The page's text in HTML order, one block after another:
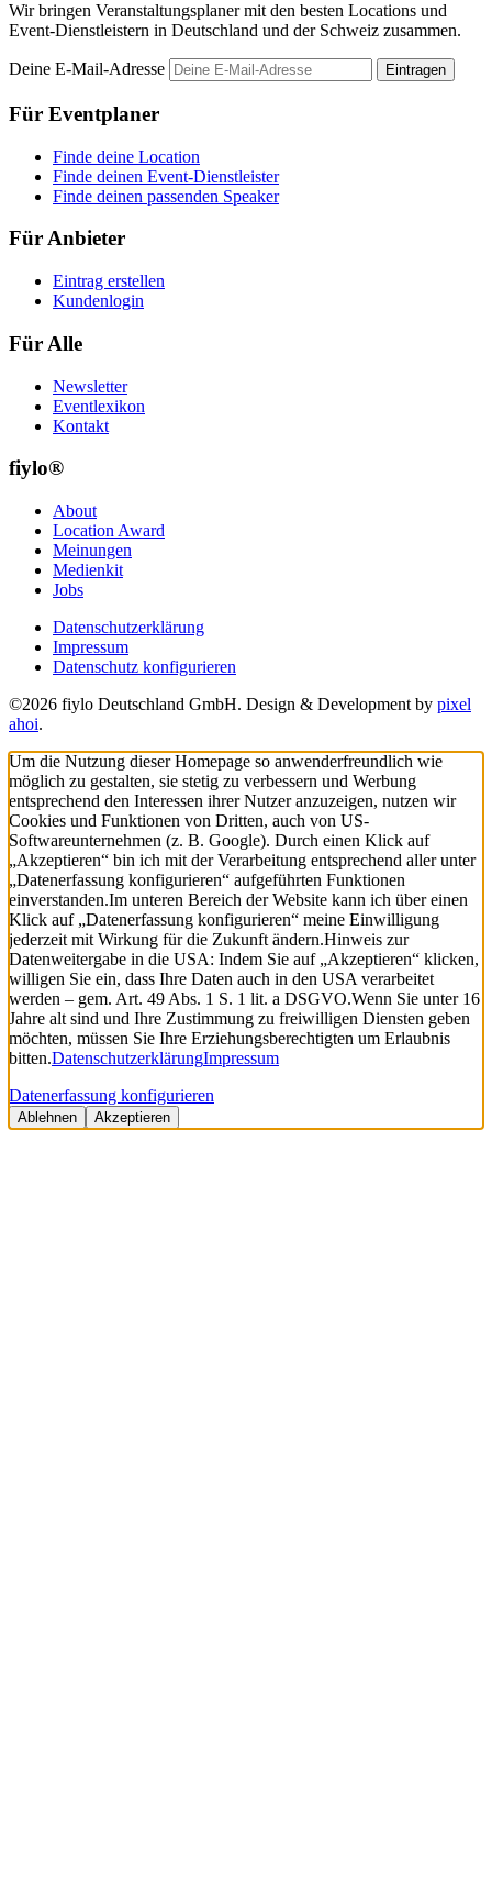
Wir bringen Veranstaltungsplaner mit den besten Locations und
Event-Dienstleistern in Deutschland und der Schweiz zusammen.
Deine E-Mail-Adresse Eintragen
Für Eventplaner
Finde deine Location
Finde deinen Event-Dienstleister
Finde deinen passenden Speaker
Für Anbieter
Eintrag erstellen
Kundenlogin
Für Alle
Newsletter
Eventlexikon
Kontakt
fiylo®
About
Location Award
Meinungen
Medienkit
Jobs
Datenschutzerklärung
Impressum
Datenschutz konfigurieren
©2026 fiylo Deutschland GmbH. Design & Development by pixel
ahoi.
Um die Nutzung dieser Homepage so anwenderfreundlich wie
möglich zu gestalten, sie stetig zu verbessern und Werbung
entsprechend den Interessen ihrer Nutzer anzuzeigen, nutzen wir
Cookies und Funktionen von Dritten, auch von US-
Softwareunternehmen (z. B. Google). Durch einen Klick auf
„Akzeptieren“ bin ich mit der Verarbeitung entsprechend aller unter
„Datenerfassung konfigurieren“ aufgeführten Funktionen
einverstanden.Im unteren Bereich der Website kann ich über einen
Klick auf „Datenerfassung konfigurieren“ meine Einwilligung
jederzeit mit Wirkung für die Zukunft ändern.Hinweis zur
Datenweitergabe in die USA: Indem Sie auf „Akzeptieren“ klicken,
willigen Sie ein, dass Ihre Daten auch in den USA verarbeitet
werden – gem. Art. 49 Abs. 1 S. 1 lit. a DSGVO.Wenn Sie unter 16
Jahre alt sind und Ihre Zustimmung zu freiwilligen Diensten geben
möchten, müssen Sie Ihre Erziehungsberechtigten um Erlaubnis
bitten.DatenschutzerklärungImpressum
Datenerfassung konfigurieren
Ablehnen Akzeptieren